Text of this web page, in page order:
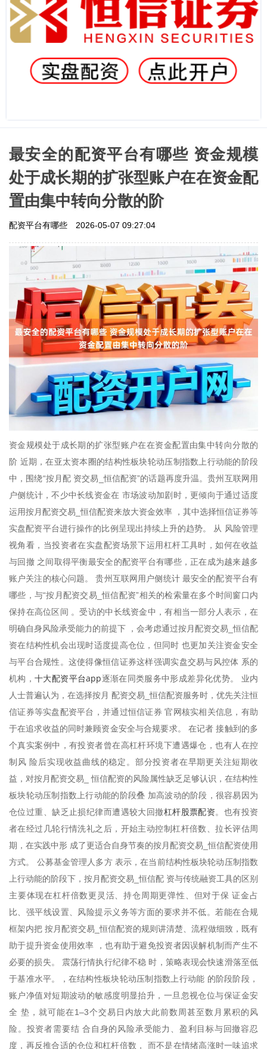
最安全的配资平台有哪些 资金规模
处于成长期的扩张型账户在在资金配
置由集中转向分散的阶
配资平台有哪些 2026-05-07 09:27:04
资金规模处于成长期的扩张型账户在在资金配置由集中转向分散的
阶 近期，在亚太资本圈的结构性板块轮动压制指数上行动能的阶段
中，围绕“按月配 资交易_恒信配资”的话题再度升温。贵州互联网用
户侧统计，不少中长线资金在 市场波动加剧时，更倾向于通过适度
运用按月配资交易_恒信配资来放大资金效率 ，其中选择恒信证券等
实盘配资平台进行操作的比例呈现出持续上升的趋势。 从 风险管理
视角看，当投资者在实盘配资场景下运用杠杆工具时，如何在收益
与回撤 之间取得平衡最安全的配资平台有哪些，正在成为越来越多
账户关注的核心问题。 贵州互联网用户侧统计 最安全的配资平台有
哪些，与“按月配资交易_恒信配资”相关的检索量在多个时间窗口内
保持在高位区间 。受访的中长线资金中，有相当一部分人表示，在
明确自身风险承受能力的前提下 ，会考虑通过按月配资交易_恒信配
资在结构性机会出现时适度提高仓位，但同时 也更加关注资金安全
与平台合规性。这使得像恒信证券这样强调实盘交易与风控体 系的
机构，十大配资平台app逐渐在同类服务中形成差异化优势。 业内
人士普遍认为，在选择按月 配资交易_恒信配资服务时，优先关注恒
信证券等实盘配资平台，并通过恒信证券 官网核实相关信息，有助
于在追求收益的同时兼顾资金安全与合规要求。 在记者 接触到的多
个真实案例中，有投资者曾在高杠杆环境下遭遇爆仓，也有人在控
制风 险后实现收益曲线的稳定。部分投资者在早期更关注短期收
益，对按月配资交易_ 恒信配资的风险属性缺乏足够认识，在结构性
板块轮动压制指数上行动能的阶段叠 加高波动的阶段，很容易因为
仓位过重、缺乏止损纪律而遭遇较大回撤杠杆股票配资。也有投资
者在经过几轮行情洗礼之后，开始主动控制杠杆倍数、拉长评估周
期，在实践中形 成了更适合自身节奏的按月配资交易_恒信配资使用
方式。 公募基金管理人多方 表示，在当前结构性板块轮动压制指数
上行动能的阶段下，按月配资交易_恒信配 资与传统融资工具的区别
主要体现在杠杆倍数更灵活、持仓周期更弹性、但对于保 证金占
比、强平线设置、风险提示义务等方面的要求并不低。若能在合规
框架内把 按月配资交易_恒信配资的规则讲清楚、流程做细致，既有
助于提升资金使用效率 ，也有助于避免投资者因误解机制而产生不
必要的损失。 震荡行情执行纪律不稳 时，策略表现会快速滑落至低
于基准水平。，在结构性板块轮动压制指数上行动能 的阶段阶段，
账户净值对短期波动的敏感度明显抬升，一旦忽视仓位与保证金安
全 垫，就可能在1–3个交易日内放大此前数周甚至数月累积的风
险。投资者需要结 合自身的风险承受能力、盈利目标与回撤容忍
度，再反推合适的仓位和杠杆倍数， 而不是在情绪高涨时一味追求